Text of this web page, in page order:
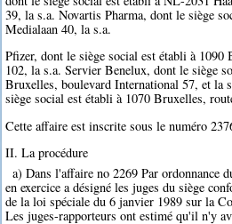
39, la s.a. Novartis Pharma, dont le siège
Medialaan 40, la s.a.
Pfizer, dont le siège social est établi à
102, la s.a. Servier Benelux, dont le siège
Bruxelles, boulevard International 57, et la
siège social est établi à 1070 Bruxelles,
Cette affaire est inscrite sous le numéro
II. La procédure
a) Dans l'affaire no 2269 Par ordonnance
en exercice a désigné les juges du siège
de la loi spéciale du 6 janvier 1989 sur la
Les juges-rapporteurs ont estimé qu'il n'y